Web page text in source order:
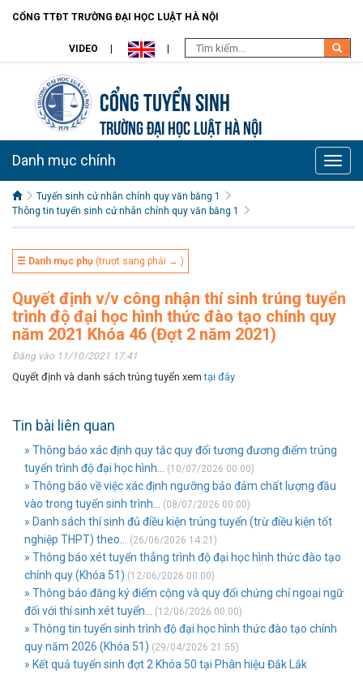
CỔNG TTĐT TRƯỜNG ĐẠI HỌC LUẬT HÀ NỘI
VIDEO
Cổng tuyển sinh
TRƯỜNG ĐẠI HỌC LUẬT HÀ NỘI
Toggle
Danh mục chính
Tuyển sinh cử nhân chính quy văn bằng 1
Thông tin tuyển sinh cử nhân chính quy văn bằng 1
☰ Danh mục phụ (trượt sang phải → )
Quyết định v/v công nhận thí sinh trúng tuyển
trình độ đại học hình thức đào tạo chính quy
năm 2021 Khóa 46 (Đợt 2 năm 2021)
Đăng vào 11/10/2021 17:41
Quyết định và danh sách trúng tuyển xemtại đây
Tin bài liên quan
» Thông báo xác định quy tắc quy đổi tương đương điểm trúng
tuyển trình độ đại học hình...
(10/07/2026 00:00)
» Thông báo về việc xác định ngưỡng bảo đảm chất lượng đầu
vào trong tuyển sinh trình...
(08/07/2026 00:00)
» Danh sách thí sinh đủ điều kiện trúng tuyển (trừ điều kiện tốt
nghiệp THPT) theo...
(26/06/2026 14:21)
» Thông báo xét tuyển thẳng trình độ đại học hình thức đào tạo
chính quy (Khóa 51) (12/06/2026 00:00)
» Thông báo đăng ký điểm cộng và quy đổi chứng chỉ ngoại ngữ
đối với thí sinh xét tuyển...
(12/06/2026 00:00)
» Thông tin tuyển sinh trình độ đại học hình thức đào tạo chính
quy năm 2026 (Khóa 51) (29/04/2026 21:55)
» Kết quả tuyển sinh đợt 2 Khóa 50 tại Phân hiệu Đắk Lắk